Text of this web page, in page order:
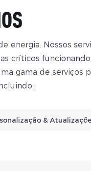
energia. Nossos
críticos
gama de serviços
&